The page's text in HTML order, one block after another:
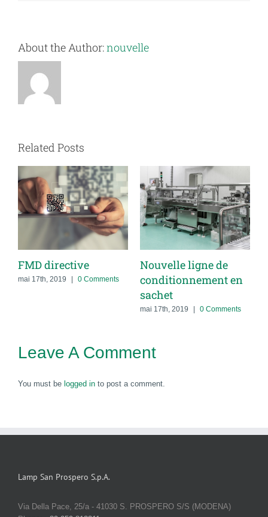
About the Author:nouvelle
Related Posts
FMD directive
mai 17th, 2019 0 Comments
Nouvelle ligne de
conditionnement en
sachet
mai 17th, 2019 0 Comments
Leave A Comment
You must be logged in to post a comment.
Lamp San Prospero S.p.A.
Via Della Pace, 25/a - 41030 S. PROSPERO S/S (MODENA)